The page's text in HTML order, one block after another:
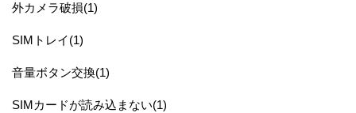
外カメラ破損(1)
SIMトレイ(1)
音量ボタン交換(1)
SIMカードが読み込まない(1)